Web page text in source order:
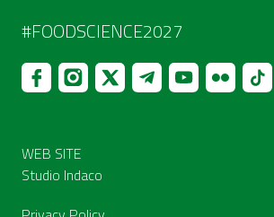
#FOODSCIENCE2027
WEB SITE
Studio Indaco